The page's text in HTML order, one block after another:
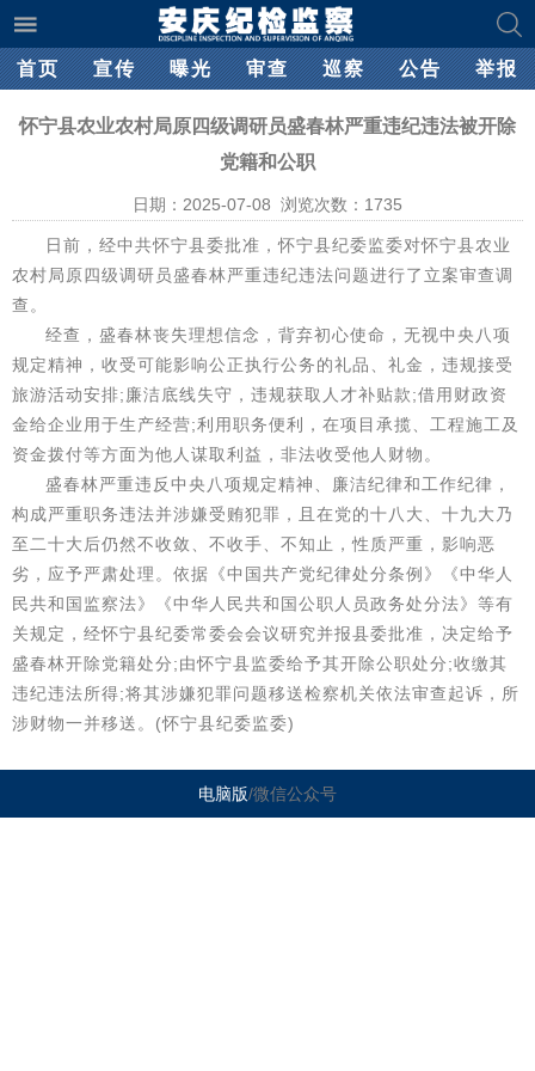
首页 宣传 曝光 审查 巡察 公告 举报
怀宁县农业农村局原四级调研员盛春林严重违纪违法被开除
党籍和公职
日期：2025-07-08 浏览次数： 1735
日前，经中共怀宁县委批准，怀宁县纪委监委对怀宁县农业
农村局原四级调研员盛春林严重违纪违法问题进行了立案审查调
查。
经查，盛春林丧失理想信念，背弃初心使命，无视中央八项
规定精神，收受可能影响公正执行公务的礼品、礼金，违规接受
旅游活动安排;廉洁底线失守，违规获取人才补贴款;借用财政资
金给企业用于生产经营;利用职务便利，在项目承揽、工程施工及
资金拨付等方面为他人谋取利益，非法收受他人财物。
盛春林严重违反中央八项规定精神、廉洁纪律和工作纪律，
构成严重职务违法并涉嫌受贿犯罪，且在党的十八大、十九大乃
至二十大后仍然不收敛、不收手、不知止，性质严重，影响恶
劣，应予严肃处理。依据《中国共产党纪律处分条例》《中华人
民共和国监察法》《中华人民共和国公职人员政务处分法》等有
关规定，经怀宁县纪委常委会会议研究并报县委批准，决定给予
盛春林开除党籍处分;由怀宁县监委给予其开除公职处分;收缴其
违纪违法所得;将其涉嫌犯罪问题移送检察机关依法审查起诉，所
涉财物一并移送。(怀宁县纪委监委)
电脑版/微信公众号